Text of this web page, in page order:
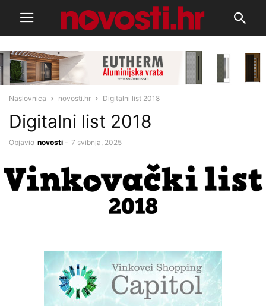
Naslovnica novosti.hr Digitalni list 2018
Digitalni list 2018
Objavio novosti - 7 svibnja, 2025